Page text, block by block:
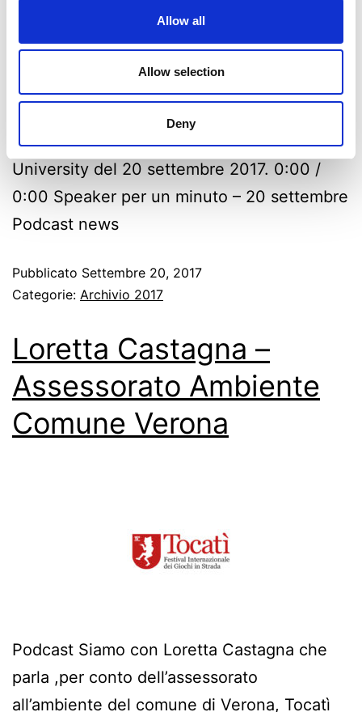
Allow all
Allow selection
Deny
minuto, in compagnia dei bambini e ragazzi
che hanno partecipato ai laboratori di Kids
University del 20 settembre 2017. 0:00 /
0:00 Speaker per un minuto – 20 settembre
Podcast news
Pubblicato Settembre 20, 2017
Categorie: Archivio 2017
Loretta Castagna –
Assessorato Ambiente
Comune Verona
Podcast Siamo con Loretta Castagna che
parla ,per conto dell’assessorato
all’ambiente del comune di Verona, Tocatì